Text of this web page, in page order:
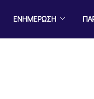
ΕΝΗΜΕΡΩΣΗ